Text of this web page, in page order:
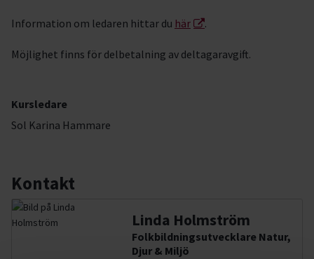
Information om ledaren hittar du här .
Möjlighet finns för delbetalning av deltagaravgift.
Kursledare
Sol Karina Hammare
Kontakt
Linda Holmström
Folkbildningsutvecklare Natur,
Djur & Miljö